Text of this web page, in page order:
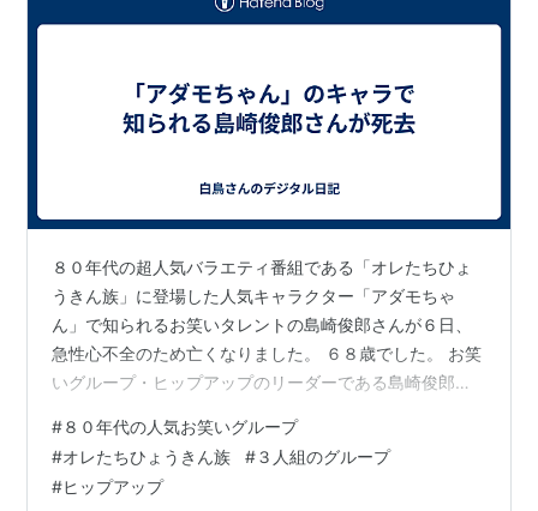
８０年代の超人気バラエティ番組である「オレたちひょ
うきん族」に登場した人気キャラクター「アダモちゃ
ん」で知られるお笑いタレントの島崎俊郎さんが６日、
急性心不全のため亡くなりました。 ６８歳でした。 お笑
いグループ・ヒップアップのリーダーである島崎俊郎さ
１９７９年に川上秦生さんと小林すすむさん（２０１２
年に５８歳で死去）ともにお笑いグループ「ヒップアッ
プ」を結成しました。 「ヒップアップ」は８０年代の漫
#８０年代の人気お笑いグループ
#オレたちひょうきん族 #３人組のグループ
#ヒップアップ